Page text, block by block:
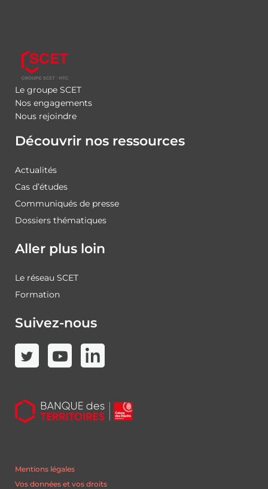
Le groupe SCET
Nos engagements
Nous rejoindre
Découvrir nos ressources
Actualités
Cas d’études
Communiqués de presse
Dossiers thématiques
Aller plus loin
Le réseau SCET
Formation
Suivez-nous
Mentions légales
Vos données et vos droits